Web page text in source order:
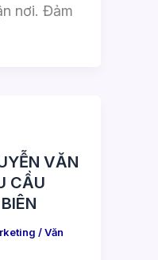
nơi. Đảm
VĂN
CẦU
/Văn